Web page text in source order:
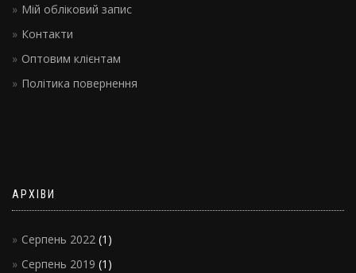
Мій обліковий запис
Контакти
Оптовим клієнтам
Політика повернення
АРХІВИ
Серпень 2022 (1)
Серпень 2019 (1)